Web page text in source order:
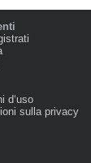
d‘uso
sulla privacy